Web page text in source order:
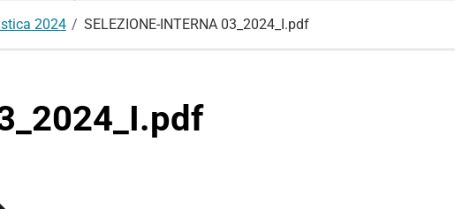
2024 SELEZIONE-INTERNA 03_2024_I.pdf